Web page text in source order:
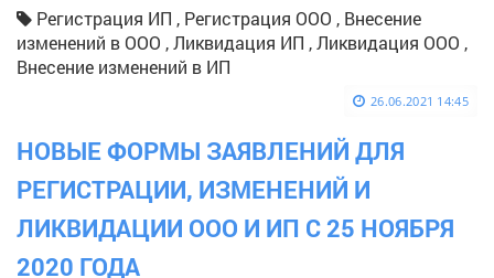
Регистрация ИП , Регистрация ООО , Внесение
изменений в ООО , Ликвидация ИП , Ликвидация ООО ,
Внесение изменений в ИП
26.06.2021 14:45
НОВЫЕ ФОРМЫ ЗАЯВЛЕНИЙ ДЛЯ
РЕГИСТРАЦИИ, ИЗМЕНЕНИЙ И
ЛИКВИДАЦИИ ООО И ИП С 25 НОЯБРЯ
2020 ГОДА